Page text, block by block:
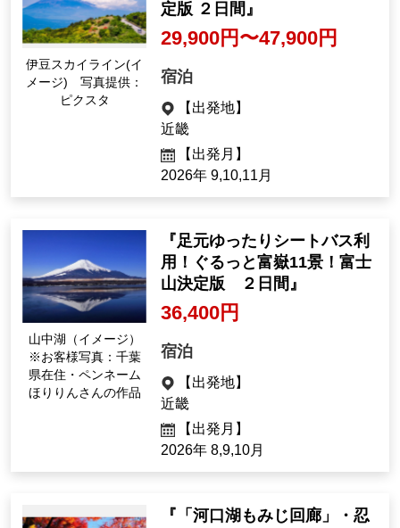
伊豆スカイライン(イ
『足元ゆったりシートバス利
用！伊豆・箱根 王道ルート決
定版 ２日間』
29,900円〜47,900円
宿泊
【出発地】
近畿
【出発月】
山中湖（イメージ）
※お客様写真：千葉
『足元ゆったりシートバス利
用！ぐるっと富嶽11景！富士
山決定版 ２日間』
36,400円
宿泊
【出発地】
近畿
【出発月】